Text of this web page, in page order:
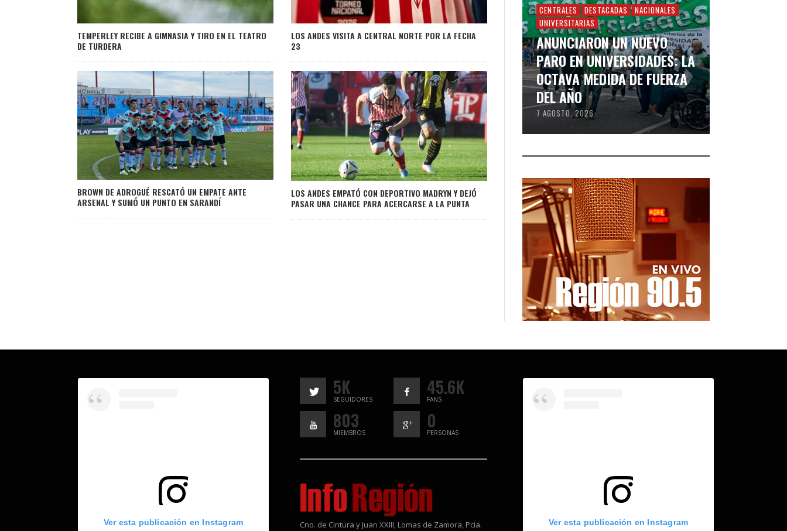
TEMPERLEY RECIBE A GIMNASIA Y TIRO EN EL TEATRO
DE TURDERA
LOS ANDES VISITA A CENTRAL NORTE POR LA FECHA
23
BROWN DE ADROGUÉ RESCATÓ UN EMPATE ANTE
ARSENAL Y SUMÓ UN PUNTO EN SARANDÍ
LOS ANDES EMPATÓ CON DEPORTIVO MADRYN Y DEJÓ
PASAR UNA CHANCE PARA ACERCARSE A LA PUNTA
CENTRALES DESTACADAS
NACIONALES
UNIVERSITARIAS
ANUNCIARON UN NUEVO
PARO EN UNIVERSIDADES: LA
OCTAVA MEDIDA DE FUERZA
DEL AÑO
7 AGOSTO, 2026
Ver esta publicación en Instagram
5K
SEGUIDORES
45.6K
FANS
803
MIEMBROS
0
PERSONAS
Cno. de Cintura y Juan XXIII, Lomas de Zamora, Pcia. Ver esta publicación en Instagram